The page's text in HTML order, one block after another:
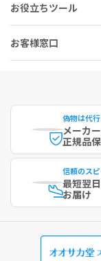
お役立ちツール
お客様窓口
偽物は代
メーカー
正規品
信頼のス
最短翌
お届け